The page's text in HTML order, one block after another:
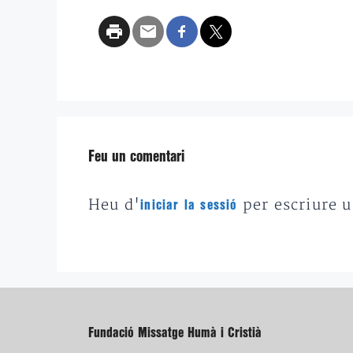
Feu un comentari
Heu d'iniciar la sessió per escriure
Fundació Missatge Humà i Cristià